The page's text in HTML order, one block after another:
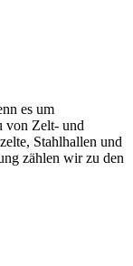
es um
von Zelt- und
Stahlhallen und
zählen wir zu den